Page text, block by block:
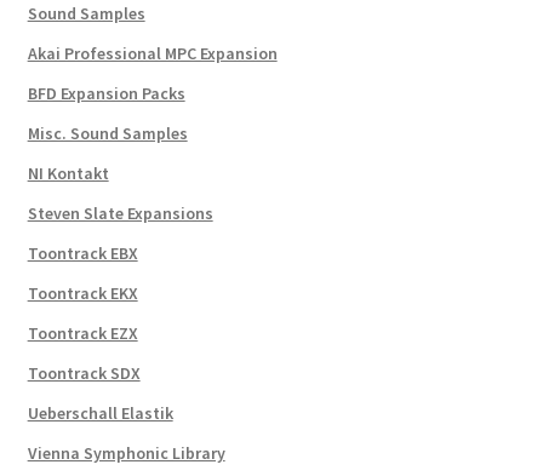
Sound Samples
Akai Professional MPC Expansion
BFD Expansion Packs
Misc. Sound Samples
NI Kontakt
Steven Slate Expansions
Toontrack EBX
Toontrack EKX
Toontrack EZX
Toontrack SDX
Ueberschall Elastik
Vienna Symphonic Library